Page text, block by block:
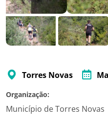
Torres Novas
Organização:
Município de Torres Novas